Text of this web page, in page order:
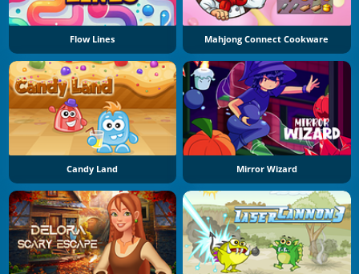
Flow Lines Mahjong Connect Cookware
Candy Land Mirror Wizard